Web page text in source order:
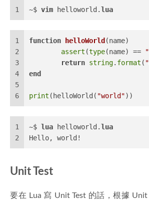
1 ~$ vim helloworld.lua
1
2
3
4
5
6
function helloWorld (name)
assert (type(name) ==
return string. format (
end
print (helloWorld( "world"))
1
2
~$ lua helloworld.lua
Hello, world!
Unit Test
要在 Lua 寫 Unit Test 的話，根據 Unit